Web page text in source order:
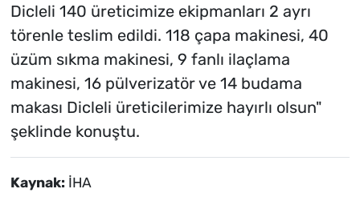
Dicleli 140 üreticimize ekipmanları 2 ayrı
törenle teslim edildi. 118 çapa makinesi, 40
üzüm sıkma makinesi, 9 fanlı ilaçlama
makinesi, 16 pülverizatör ve 14 budama
makası Dicleli üreticilerimize hayırlı olsun"
şeklinde konuştu.
Kaynak: İHA